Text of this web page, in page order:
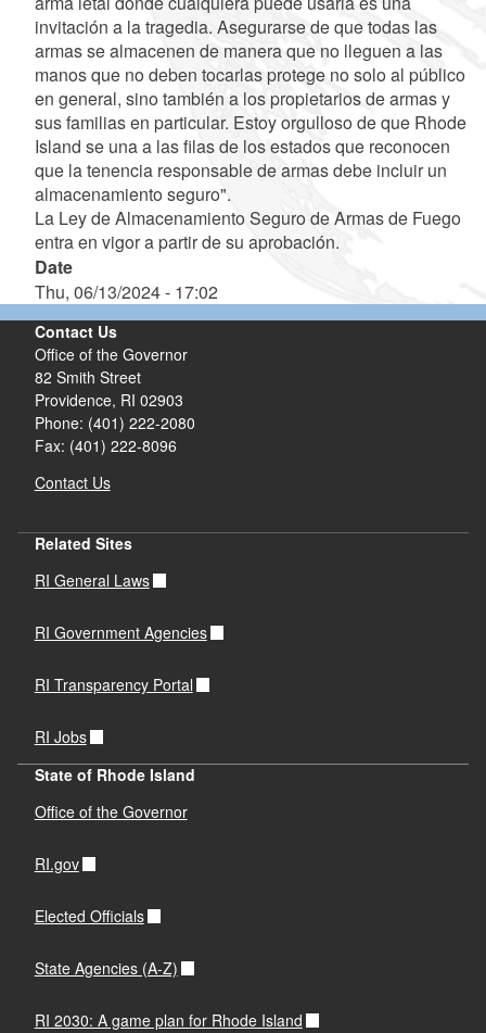
invitación a la tragedia. Asegurarse de que todas las
armas se almacenen de manera que no lleguen a las
manos que no deben tocarlas protege no solo al público
en general, sino también a los propietarios de armas y
sus familias en particular. Estoy orgulloso de que Rhode
Island se una a las filas de los estados que reconocen
que la tenencia responsable de armas debe incluir un
almacenamiento seguro".
La Ley de Almacenamiento Seguro de Armas de Fuego
entra en vigor a partir de su aprobación.
Date
Thu, 06/13/2024 - 17:02
Contact Us
Office of the Governor
82 Smith Street
Providence, RI 02903
Phone: (401) 222-2080
Fax: (401) 222-8096
Contact Us
Related Sites
RI General Laws
RI Government Agencies
RI Transparency Portal
RI Jobs
State of Rhode Island
Office of the Governor
RI.gov
Elected Officials
State Agencies (A-Z)
RI 2030: A game plan for Rhode Island